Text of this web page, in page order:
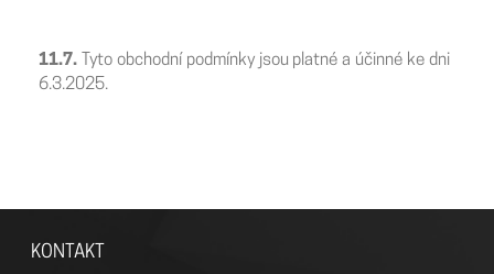
11.7.
Tyto obchodní podmínky jsou platné a účinné ke dni
6.3.2025.
KONTAKT